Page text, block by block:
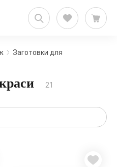
Заготовки для
21